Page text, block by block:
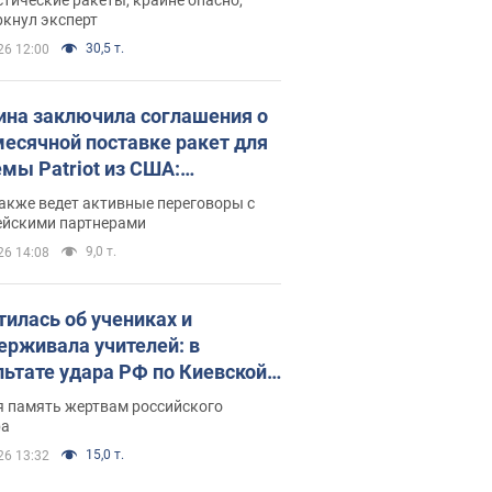
эксперт
12:00 30,5 т.
заключила соглашения о
поставке ракет для
Patriot из США:
раскрыл подробности
ведет активные переговоры с
партнерами
14:08 9,0 т.
об учениках и
учителей: в
удара РФ по Киевской
погибли директор
лицея, её муж и внук
память жертвам российского
13:32 15,0 т.